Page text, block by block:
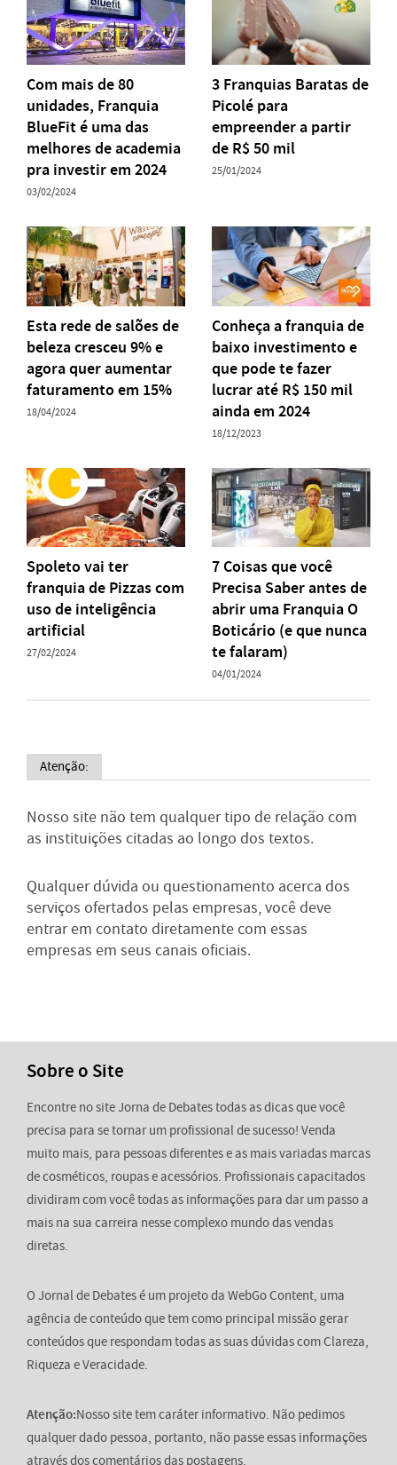
Com mais de 80
unidades, Franquia
BlueFit é uma das
melhores de academia
pra investir em 2024
03/02/2024
3 Franquias Baratas de
Picolé para
empreender a partir
de R$ 50 mil
25/01/2024
Esta rede de salões de
beleza cresceu 9% e
agora quer aumentar
faturamento em 15%
18/04/2024
Conheça a franquia de
baixo investimento e
que pode te fazer
lucrar até R$ 150 mil
ainda em 2024
18/12/2023
Spoleto vai ter
franquia de Pizzas com
uso de inteligência
artificial
27/02/2024
7 Coisas que você
Precisa Saber antes de
abrir uma Franquia O
Boticário (e que nunca
te falaram)
04/01/2024
Atenção:
Nosso site não tem qualquer tipo de relação com
as instituições citadas ao longo dos textos.
Qualquer dúvida ou questionamento acerca dos
serviços ofertados pelas empresas, você deve
entrar em contato diretamente com essas
empresas em seus canais oficiais.
Sobre o Site
Encontre no site Jorna de Debates todas as dicas que você
precisa para se tornar um profissional de sucesso! Venda
muito mais, para pessoas diferentes e as mais variadas marcas
de cosméticos, roupas e acessórios. Profissionais capacitados
dividiram com você todas as informações para dar um passo a
mais na sua carreira nesse complexo mundo das vendas
diretas.
O Jornal de Debates é um projeto da WebGo Content, uma
agência de conteúdo que tem como principal missão gerar
conteúdos que respondam todas as suas dúvidas com Clareza,
Riqueza e Veracidade.
Atenção:Nosso site tem caráter informativo. Não pedimos
qualquer dado pessoa, portanto, não passe essas informações
através dos comentários das postagens.